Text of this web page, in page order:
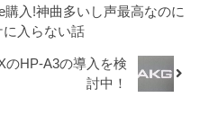
購入!神曲多いし声最高なのに
入らない話
のHP-A3の導入を検
討中！